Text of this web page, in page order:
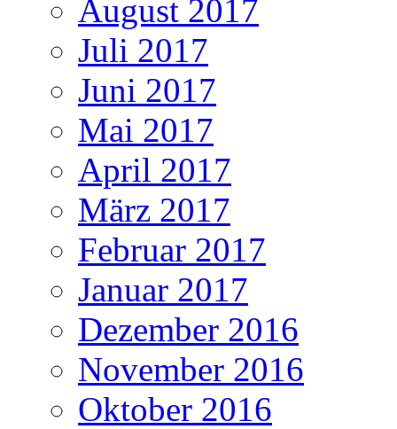
August 2017
Juli 2017
Juni 2017
Mai 2017
April 2017
März 2017
Februar 2017
Januar 2017
Dezember 2016
November 2016
Oktober 2016